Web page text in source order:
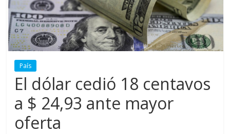
País
El dólar cedió 18 centavos
a $ 24,93 ante mayor
oferta